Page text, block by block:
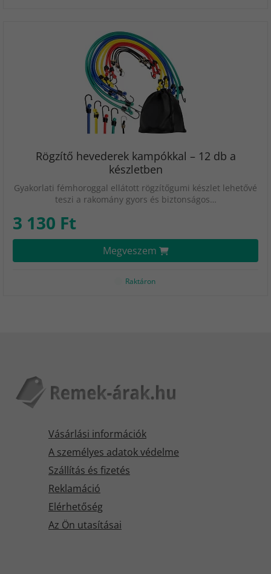
Rögzítő hevederek kampókkal – 12 db a
készletben
Gyakorlati fémhoroggal ellátott rögzítőgumi készlet lehetővé
teszi a rakomány gyors és biztonságos…
3 130 Ft
Megveszem
Raktáron
Vásárlási információk
A személyes adatok védelme
Szállítás és fizetés
Reklamáció
Elérhetőség
Az Ön utasításai